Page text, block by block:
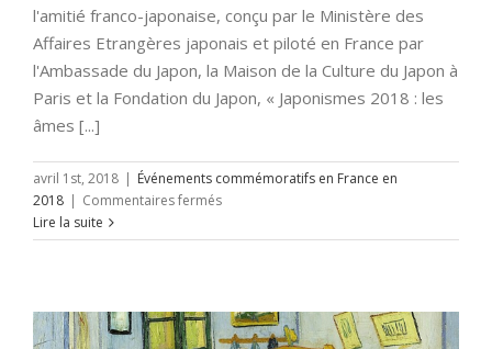
l'amitié franco-japonaise, conçu par le Ministère des
Affaires Etrangères japonais et piloté en France par
l'Ambassade du Japon, la Maison de la Culture du Japon à
Paris et la Fondation du Japon, « Japonismes 2018 : les
âmes [...]
avril 1st, 2018 | Événements commémoratifs en France en
2018 | Commentaires ferméssur
Japonismes
partenaires
Lire la suite